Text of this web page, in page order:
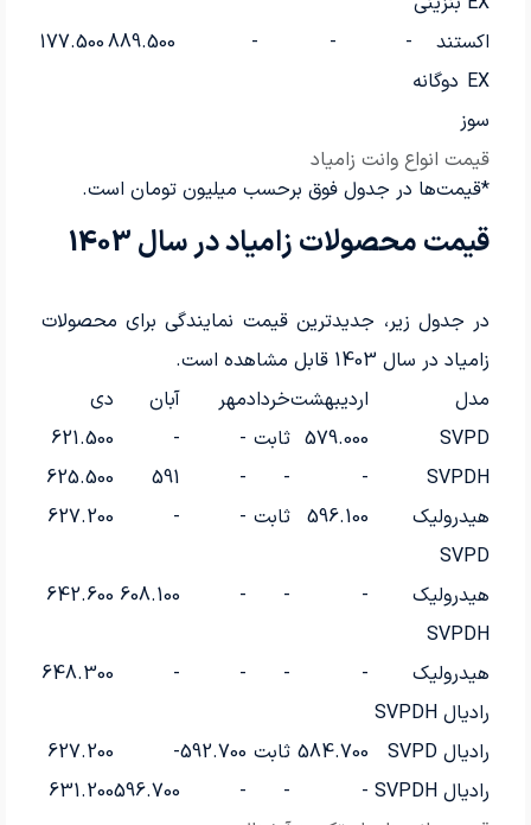
قیمت انواع وانت زامیاد
اکستند
EX دوگانه
سوز
-
-
-
889.500
1177.500
*قیمت‌ها در جدول فوق برحسب میلیون تومان است.
قیمت محصولات زامیاد در سال 1403
در جدول زیر، جدیدترین قیمت نمایندگی برای محصولات
زامیاد در سال 1403 قابل مشاهده است.
مدل اردیبهشتخردادمهر آبان
دی
SVPD
579.000 ثابت -
-
621.500
SVPDH
-
-
-
591
625.500
هیدرولیک
SVPD
596.100 ثابت -
-
627.200
هیدرولیک
SVPDH
-
-
-
608.100
642.600
هیدرولیک
رادیال SVPDH
-
-
-
-
648.300
رادیال SVPD 584.700 ثابت 592.700
-
627.200
رادیال SVPDH
-
-
-
596.700
631.200